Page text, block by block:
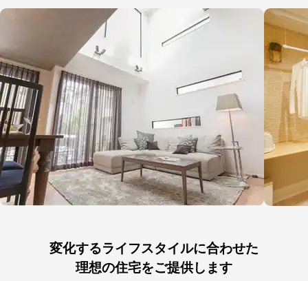
変化するライフスタイルに合わせた
理想の住宅をご提供します